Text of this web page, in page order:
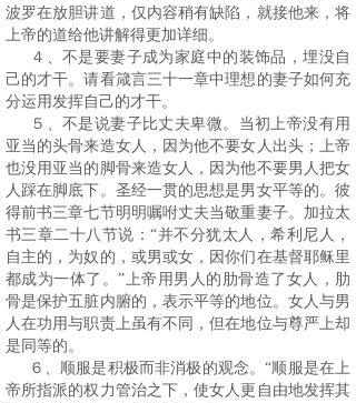
波罗在放胆讲道，仅内容稍有缺陷，就接他来，将
上帝的道给他讲解得更加详细。
４、不是要妻子成为家庭中的装饰品，埋没自
己的才干。请看箴言三十一章中理想的妻子如何充
分运用发挥自己的才干。
５、不是说妻子比丈夫卑微。当初上帝没有用
亚当的头骨来造女人，因为他不要女人出头；上帝
也没用亚当的脚骨来造女人，因为他不要男人把女
人踩在脚底下。圣经一贯的思想是男女平等的。彼
得前书三章七节明明嘱咐丈夫当敬重妻子。加拉太
书三章二十八节说：“并不分犹太人，希利尼人，
自主的，为奴的，或男或女，因你们在基督耶稣里
都成为一体了。”上帝用男人的肋骨造了女人，肋
骨是保护五脏内腑的，表示平等的地位。女人与男
人在功用与职责上虽有不同，但在地位与尊严上却
是同等的。
６、顺服是积极而非消极的观念。“顺服是在上
帝所指派的权力管治之下，使女人更自由地发挥其